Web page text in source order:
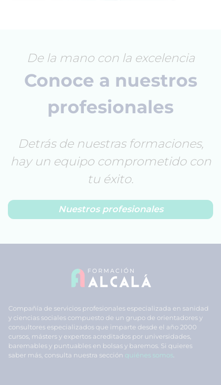
De la mano con la excelencia
Conoce a nuestros
profesionales
Detrás de nuestras formaciones,
hay un equipo comprometido con
tu éxito.
Nuestros profesionales
Compañía de servicios profesionales especializada en sanidad
y ciencias sociales compuesto de un grupo de orientadores y
consultores especializados que imparte desde el año 2000
cursos, másters y expertos acreditados por universidades,
baremables y puntuables en bolsas y baremos. Si quieres
saber más, consulta nuestra sección quiénes somos